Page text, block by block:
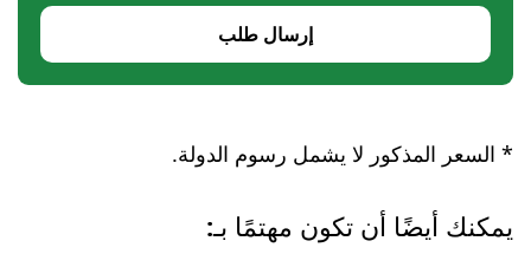
إرسال طلب
* السعر المذكور لا يشمل رسوم الدولة.
يمكنك أيضًا أن تكون مهتمًا بـ: